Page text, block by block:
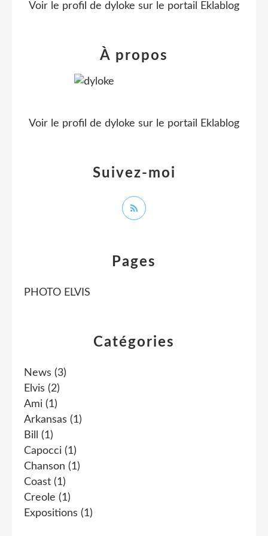
Catégories
News (3)
Elvis (2)
Ami (1)
Arkansas (1)
Bill
(1)
Capocci (1)
Chanson (1)
Coast (1)
Creole (1)
Expositions (1)
Pages
PHOTO ELVIS
Voir le profil de dyloke sur le portail Eklablog
Suivez-moi
À propos
Voir le profil de dyloke sur le portail Eklablog